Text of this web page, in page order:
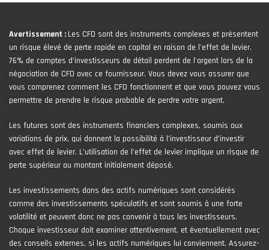
Avertissement : Les CFD sont des instruments complexes et présentent
un risque élevé de perte rapide en capital en raison de l'effet de levier.
76% de comptes d'investisseurs de détail perdent de l'argent lors de la
négociation de CFD avec ce fournisseur. Vous devez vous assurer que
vous comprenez comment les CFD fonctionnent et que vous pouvez vous
permettre de prendre le risque probable de perdre votre argent.
Les futures sont des instruments financiers complexes, soumis aux
variations de prix, qui donnent la possibilité à l’investisseur d’investir
avec effet de levier. L’utilisation de l’effet de levier implique un risque de
perte supérieur au montant initialement déposé.
Les investissements dans des actifs numériques sont considérés
comme des investissements spéculatifs et sont soumis à une forte
volatilité et peuvent donc ne pas convenir à tous les investisseurs.
Chaque investisseur doit examiner attentivement, et éventuellement avec
des conseils externes, si les actifs numériques lui conviennent. Assurez-